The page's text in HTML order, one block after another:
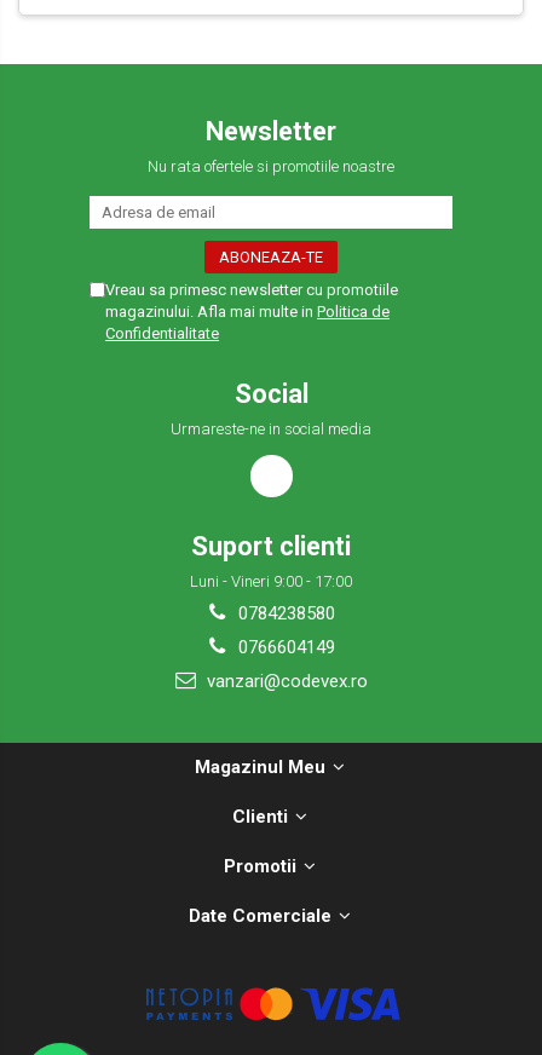
Newsletter
Nu rata ofertele si promotiile noastre
Vreau sa primesc newsletter cu promotiile
magazinului. Afla mai multe in Politica de
Confidentialitate
Social
Urmareste-ne in social media
Suport clienti
Luni - Vineri 9:00 - 17:00
0784238580
0766604149
vanzari@codevex.ro
Magazinul Meu
Clienti
Promotii
Date Comerciale